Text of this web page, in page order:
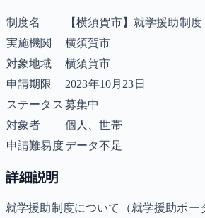
制度名
【横須賀市】就学援助制度
実施機関
横須賀市
対象地域
横須賀市
申請期限
2023年10月23日
ステータス 募集中
対象者
個人、世帯
申請難易度データ不足
詳細説明
就学援助制度について（就学援助ポ